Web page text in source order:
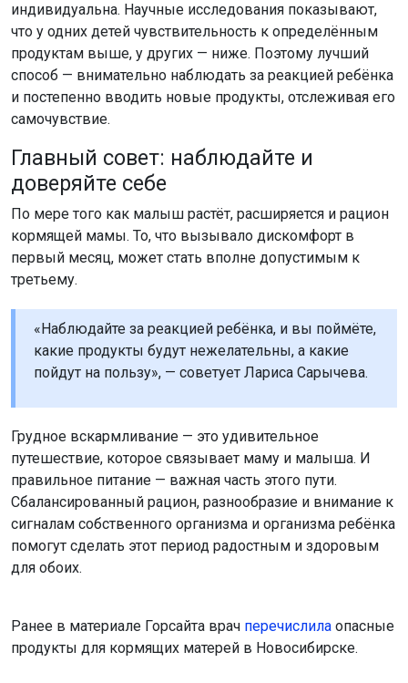
индивидуальна. Научные исследования показывают,
что у одних детей чувствительность к определённым
продуктам выше, у других — ниже. Поэтому лучший
способ — внимательно наблюдать за реакцией ребёнка
и постепенно вводить новые продукты, отслеживая его
самочувствие.
Главный совет: наблюдайте и
доверяйте себе
По мере того как малыш растёт, расширяется и рацион
кормящей мамы. То, что вызывало дискомфорт в
первый месяц, может стать вполне допустимым к
третьему.
«Наблюдайте за реакцией ребёнка, и вы поймёте,
какие продукты будут нежелательны, а какие
пойдут на пользу», — советует Лариса Сарычева.
Грудное вскармливание — это удивительное
путешествие, которое связывает маму и малыша. И
правильное питание — важная часть этого пути.
Сбалансированный рацион, разнообразие и внимание к
сигналам собственного организма и организма ребёнка
помогут сделать этот период радостным и здоровым
для обоих.
Ранее в материале Горсайта врач перечислила опасные
продукты для кормящих матерей в Новосибирске.